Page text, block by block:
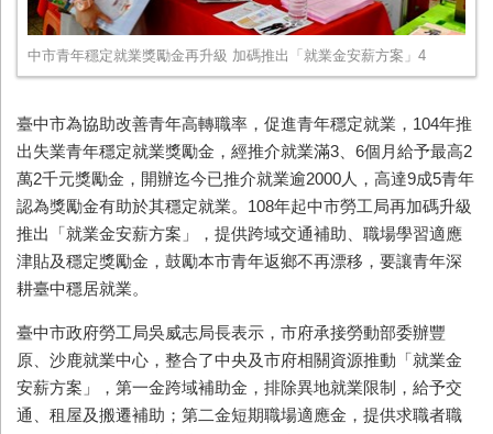
中市青年穩定就業獎勵金再升級 加碼推出「就業金安薪方案」4
臺中市為協助改善青年高轉職率，促進青年穩定就業， 104年推
出失業青年穩定就業獎勵金，經推介就業滿3 6個月給予最高2
萬2千元獎勵金，開辦迄今已推介就業逾2000人，高達9成5青年
認為獎勵金有助於其穩定就業。 108年起中市勞工局再加碼升級
推出「就業金安薪方案」，提供跨域交通補助、職場學習適應
津貼及穩定獎勵金，鼓勵本市青年返鄉不再漂移，要讓青年深
耕臺中穩居就業。
臺中市政府勞工局吳威志局長表示，市府承接勞動部委辦豐
原、沙鹿就業中心，整合了中央及市府相關資源推動「就業金
安薪方案」，第一金跨域補助金，排除異地就業限制，給予交
通、租屋及搬遷補助；第二金短期職場適應金，提供求職者職